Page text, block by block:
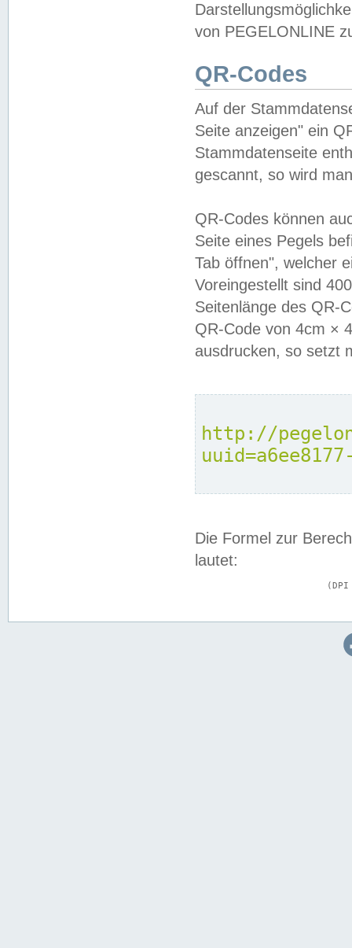
von PEGELONLINE
QR-Codes
Auf der
Seite anzeigen" ein
Stammdatenseite
gescannt, so wird
QR-Codes können
Seite eines Pegels
Tab öffnen", welcher
Voreingestellt sind
Seitenlänge des QR-
QR-Code von 4cm ×
ausdrucken, so setzt
http://
Die Formel zur
lautet: